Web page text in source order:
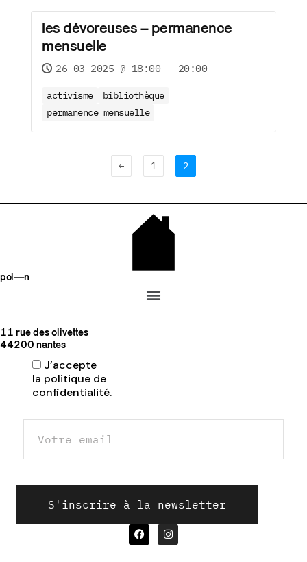
les dévoreuses – permanence
mensuelle
26-03-2025 @ 18:00 - 20:00
activisme
bibliothèque
permanence mensuelle
← 1 2
pol—n
11 rue des olivettes
44200 nantes
J’accepte
la politique de
confidentialité.
Veuillez laisser ce champ vide.